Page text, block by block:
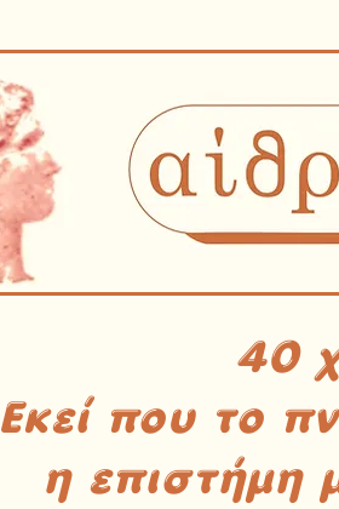
40
Εκεί που το
η επιστήμη